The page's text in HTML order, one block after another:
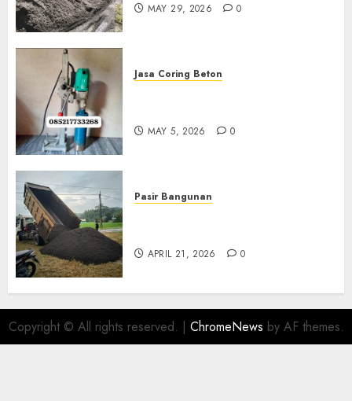
MAY 29, 2026 0
Jasa Coring Beton
MAY 5, 2026 0
Pasir Bangunan
APRIL 21, 2026 0
Copyright © All rights reserved. | ChromeNews by AF themes.